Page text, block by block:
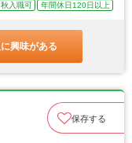
入職可 年間休日120日以上
興味がある
保存する